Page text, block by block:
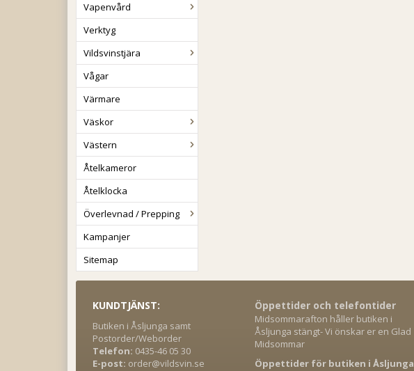
Vapenvård
Verktyg
Vildsvinstjära
Vågar
Värmare
Väskor
Västern
Åtelkameror
Åtelklocka
Överlevnad / Prepping
Kampanjer
Sitemap
KUNDTJÄNST:
Butiken i Åsljunga samt
Postorder/Weborder
Telefon: 0435-46 05 30
E-post: order@vildsvin.se
Öppettider och telefontider
Midsommarafton håller butiken i
Åsljunga stängt- Vi önskar er en Glad
Midsommar
Öppettider för butiken i Åsljunga